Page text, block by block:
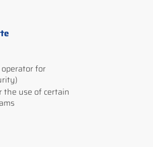
for
the use of certain